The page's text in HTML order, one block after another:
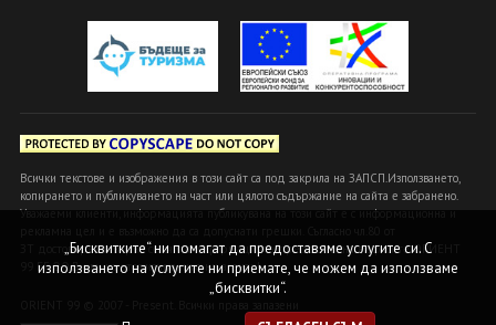
Всички текстове и изображения в този сайт са под закрила на ЗАПСП.Използването,
копирането и публикуването на част или цялото съдържание на сайта е забранено.
Уважаеми клиенти, информацията публикувана на този сайт е с информационна и
ЗТ достоверна и вярна се счита информацията, предоставена в офисите ОРИЕНТ
99 БГ ООД или на оторизираните ни агенти!
„Бисквитките“ ни помагат да предоставяме услугите си. С
използването на услугите ни приемате, че можем да използваме
„бисквитки“.